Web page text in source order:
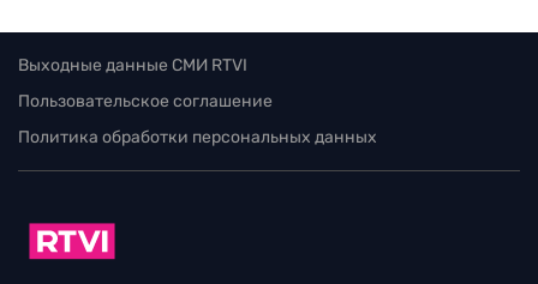
Выходные данные СМИ RTVI
Пользовательское соглашение
Политика обработки персональных данных